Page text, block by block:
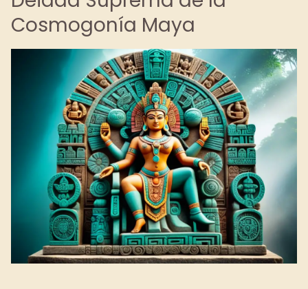
Cosmogonía Maya